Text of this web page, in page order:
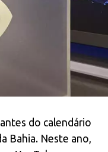
do calendário
Bahia. Neste ano,